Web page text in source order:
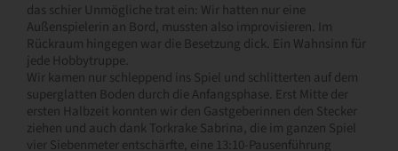
das schier Unmögliche trat ein: Wir hatten nur eine
Außenspielerin an Bord, mussten also improvisieren. Im
Rückraum hingegen war die Besetzung dick. Ein Wahnsinn für
jede Hobbytruppe.
Wir kamen nur schleppend ins Spiel und schlitterten auf dem
superglatten Boden durch die Anfangsphase. Erst Mitte der
ersten Halbzeit konnten wir den Gastgeberinnen den Stecker
ziehen und auch dank Torkrake Sabrina, die im ganzen Spiel
vier Siebenmeter entschärfte, eine 13:10-Pausenführung